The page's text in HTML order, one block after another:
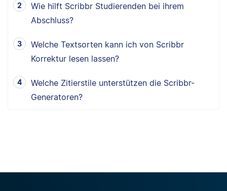
Wie hilft Scribbr Studierenden bei ihrem
Abschluss?
Welche Textsorten kann ich von Scribbr
Korrektur lesen lassen?
Welche Zitierstile unterstützen die Scribbr-
Generatoren?